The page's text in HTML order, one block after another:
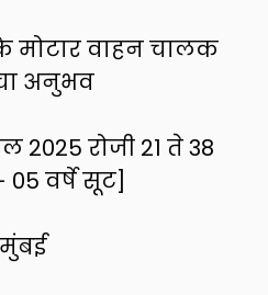
मोटार वाहन चालक
अनुभव
2025 रोजी 21 ते 38
05 वर्षे सूट]